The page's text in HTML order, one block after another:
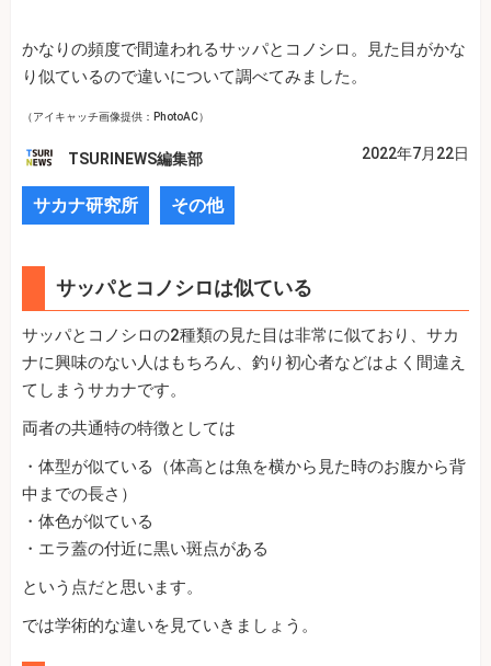
かなりの頻度で間違われるサッパとコノシロ。見た目がかな
り似ているので違いについて調べてみました。
（アイキャッチ画像提供：PhotoAC）
TSURINEWS編集部 2022年7月22日
サカナ研究所 その他
サッパとコノシロは似ている
サッパとコノシロの2種類の見た目は非常に似ており、サカ
ナに興味のない人はもちろん、釣り初心者などはよく間違え
てしまうサカナです。
両者の共通特の特徴としては
・体型が似ている（体高とは魚を横から見た時のお腹から背
中までの長さ）
・体色が似ている
・エラ蓋の付近に黒い斑点がある
という点だと思います。
では学術的な違いを見ていきましょう。